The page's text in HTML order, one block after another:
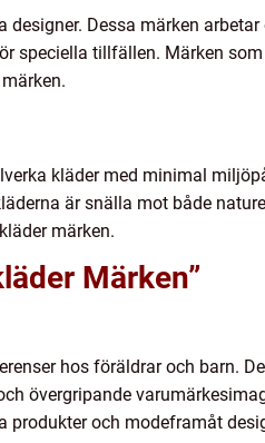
Dessa märken
speciella tillfällen. Märken som
kläder med minimal
är snälla mot både
märken.
Märken”
hos föräldrar och barn.
övergripande
produkter och modeframåt